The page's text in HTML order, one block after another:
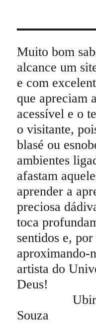
Muito bom
alcance um
e com
que apreciam
acessível e o
o visitante,
blasé ou
ambientes
afastam
aprender a
preciosa
toca
sentidos e,
aproximando-
artista do
Deus!
Ubiratan
Souza